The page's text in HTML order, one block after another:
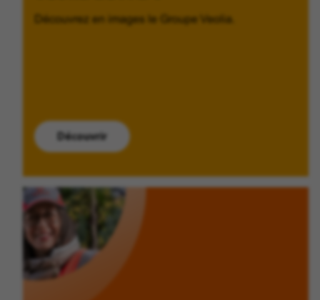
Découvrez en images le Groupe Veolia.
Découvrir